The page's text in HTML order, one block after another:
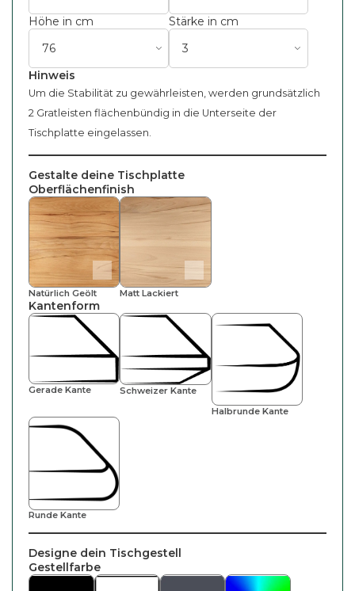
Höhe in cm Stärke in cm
Hinweis
Um die Stabilität zu gewährleisten, werden grundsätzlich
2 Gratleisten flächenbündig in die Unterseite der
Tischplatte eingelassen.
Gestalte deine Tischplatte
Oberflächenfinish
Natürlich Geölt Matt Lackiert
Kantenform
Gerade Kante
Schweizer Kante
Halbrunde Kante
Runde Kante
Designe dein Tischgestell
Gestellfarbe